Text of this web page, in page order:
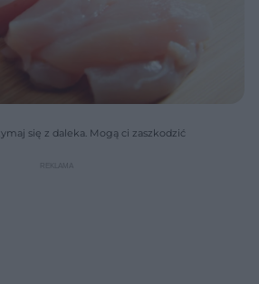
się z daleka. Mogą ci zaszkodzić